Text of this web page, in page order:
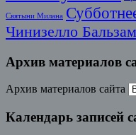
Святыни Милана
Чинизелло
Архив материалов
Архив материалов сайта
Календарь записей